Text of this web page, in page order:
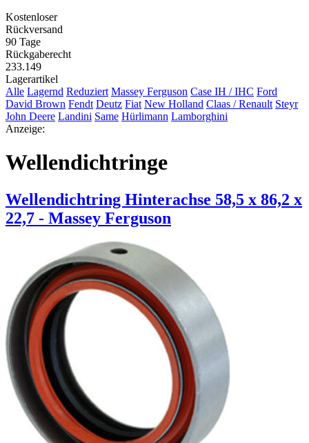
Kostenloser
Rückversand
90 Tage
Rückgaberecht
233.149
Lagerartikel
Alle Lagernd Reduziert Massey Ferguson Case IH / IHC Ford
David Brown Fendt Deutz Fiat New Holland Claas / Renault Steyr
John Deere Landini Same Hürlimann Lamborghini
Anzeige:
Wellendichtringe
Wellendichtring Hinterachse 58,5 x 86,2 x
22,7 - Massey Ferguson